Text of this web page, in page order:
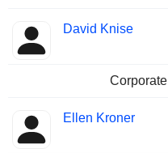
David Knise
Ellen Kroner